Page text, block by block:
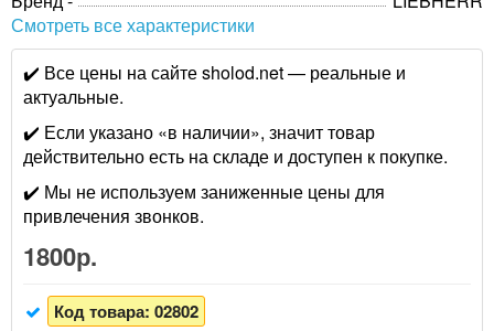
Смотреть все характеристики
✔️ Все цены на сайте sholod.net — реальные и
актуальные.
✔️ Если указано «в наличии», значит товар
действительно есть на складе и доступен к покупке.
✔️ Мы не используем заниженные цены для
привлечения звонков.
1800р.
Код товара: 02802